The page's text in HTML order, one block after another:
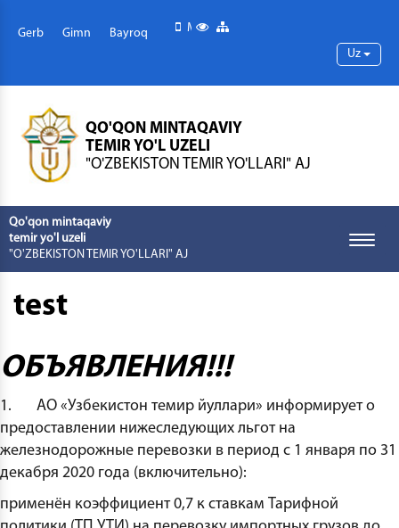
Gerb Gimn Bayroq Mobil versiya
Maxsus imkoniyatlar
Uz
QO'QON MINTAQAVIY
TEMIR YO'L UZELI
"O'ZBEKISTON TEMIR YO'LLARI" AJ
Qo'qon mintaqaviy
temir yo'l uzeli
"O'ZBEKISTON TEMIR YO'LLARI" AJ
Toggle
test
ОБЪЯВЛЕНИЯ!!!
1. АО «Узбекистон темир йуллари» информирует о
предоставлении нижеследующих льгот на
железнодорожные перевозки в период с 1 января по 31
декабря 2020 года (включительно):
применён коэффициент 0,7 к ставкам Тарифной